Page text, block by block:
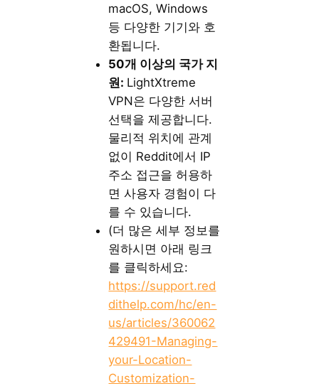
macOS, Windows
등 다양한 기기와 호
환됩니다.
50개 이상의 국가 지
원: LightXtreme
VPN은 다양한 서버
선택을 제공합니다.
물리적 위치에 관계
없이 Reddit에서 IP
주소 접근을 허용하
면 사용자 경험이 다
를 수 있습니다.
(더 많은 세부 정보를
원하시면 아래 링크
를 클릭하세요:
https://support.red
dithelp.com/hc/en-
us/articles/360062
429491-Managing-
your-Location-
Customization-